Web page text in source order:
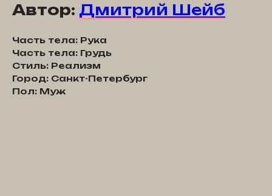
Автор: Дмитрий Шейб
Часть тела: Рука
Часть тела: Грудь
Стиль: Реализм
Город: Санкт-Петербург
Пол: Муж